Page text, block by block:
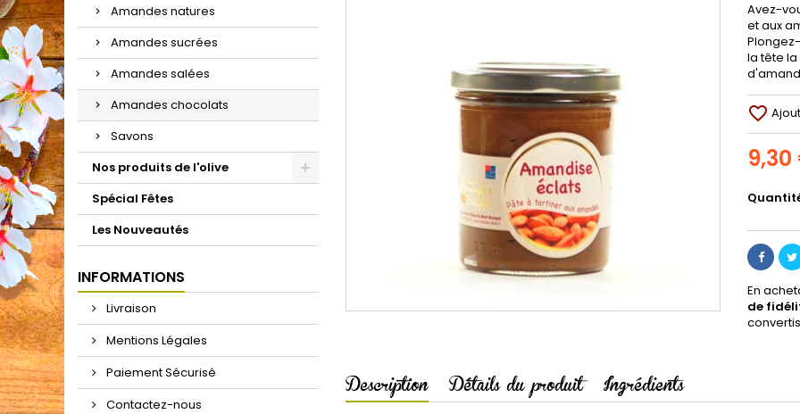
Amandes natures
Amandes sucrées
Amandes salées
Amandes chocolats
Savons
Nos produits de l'olive
Spécial Fêtes
Les Nouveautés
INFORMATIONS
Livraison
Mentions Légales
Paiement Sécurisé
Contactez-nous
Avez-
et aux
la tête
favorite_border
En
de
Description Détails du produit Ingrédients